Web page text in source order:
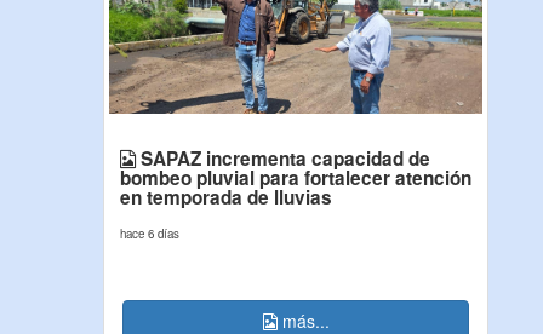
SAPAZ incrementa capacidad de
bombeo pluvial para fortalecer atención
en temporada de lluvias
hace 6 días
más...